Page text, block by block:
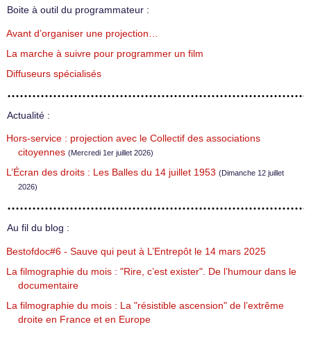
Boite à outil du programmateur :
Avant d’organiser une projection…
La marche à suivre pour programmer un film
Diffuseurs spécialisés
Actualité :
Hors-service : projection avec le Collectif des associations
citoyennes (Mercredi 1er juillet 2026)
L’Écran des droits : Les Balles du 14 juillet 1953 (Dimanche 12 juillet
2026)
Au fil du blog :
Bestofdoc#6 - Sauve qui peut à L’Entrepôt le 14 mars 2025
La filmographie du mois : "Rire, c’est exister". De l’humour dans le
documentaire
La filmographie du mois : La "résistible ascension" de l’extrême
droite en France et en Europe